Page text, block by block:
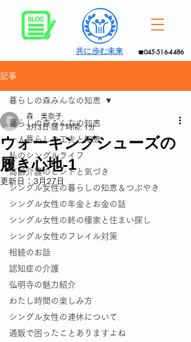
☎045-516-4486
共に歩む未来
記事
暮らしの森みんなの知恵
一人暮らしの工夫と知恵
私のシングルライフ
高齢介護のヒントと気づき
シングル女性の暮らしの知恵＆つぶやき
シングル女性の年金とお金の話
シングル女性の終の棲家と住まい探し
シングル女性のフレイル対策
相続のお話
認知症の介護
弘明寺の魅力紹介
わたし時間の楽しみ方
シングル女性の連休について
通販で困ったことありますよね
暮らしの森みんなの知恵
ウォーキングシューズの
履き心地-1
森 美奈子
3月3日 読了時間: 1分
更新日： 3月27日